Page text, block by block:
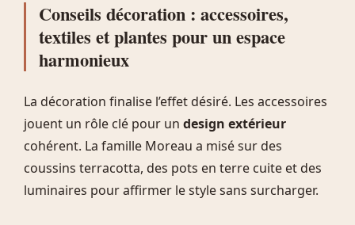
Conseils décoration : accessoires,
textiles et plantes pour un espace
harmonieux
La décoration finalise l’effet désiré. Les accessoires
jouent un rôle clé pour un design extérieur
cohérent. La famille Moreau a misé sur des
coussins terracotta, des pots en terre cuite et des
luminaires pour affirmer le style sans surcharger.